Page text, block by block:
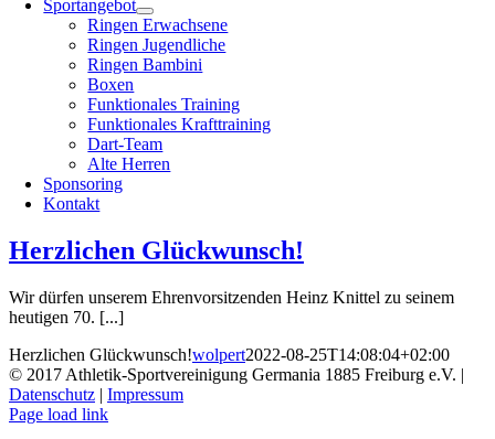
Sportangebot
Ringen Erwachsene
Ringen Jugendliche
Ringen Bambini
Boxen
Funktionales Training
Funktionales Krafttraining
Dart-Team
Alte Herren
Sponsoring
Kontakt
Herzlichen Glückwunsch!
Wir dürfen unserem Ehrenvorsitzenden Heinz Knittel zu seinem
heutigen 70. [...]
Herzlichen Glückwunsch!wolpert2022-08-25T14:08:04+02:00
© 2017 Athletik-Sportvereinigung Germania 1885 Freiburg e.V. |
Datenschutz | Impressum
Instagram
Page load link